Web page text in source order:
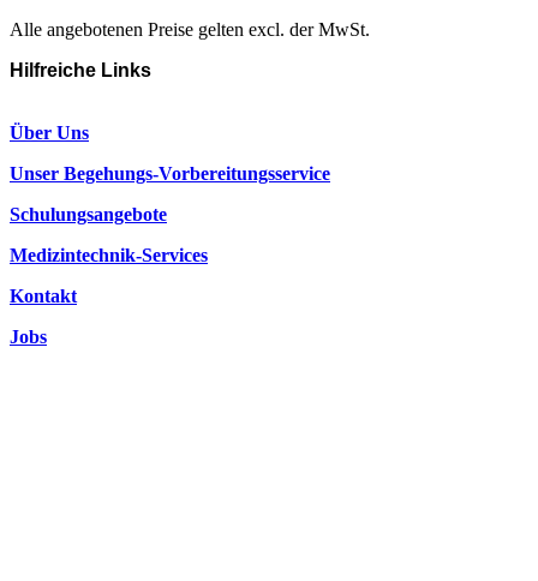
Alle angebotenen Preise gelten excl. der MwSt.
Hilfreiche Links
Über Uns
Unser Begehungs-Vorbereitungsservice
Schulungsangebote
Medizintechnik-Services
Kontakt
Jobs